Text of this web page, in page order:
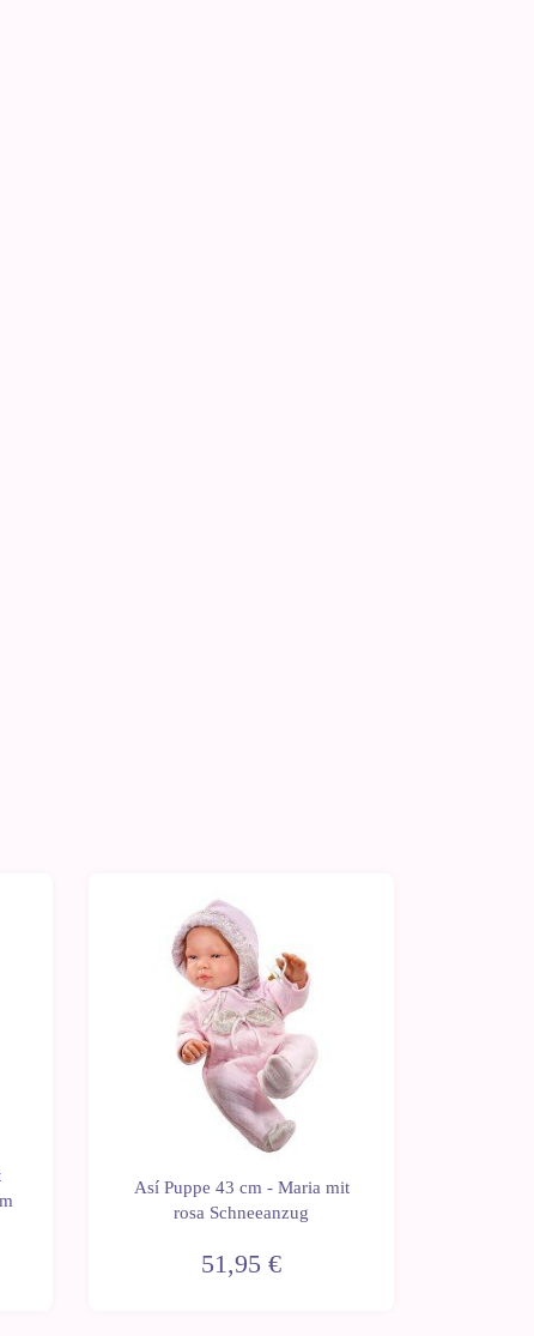
Así Puppe 43 cm - Maria mit
rosa Schneeanzug
51,95 €